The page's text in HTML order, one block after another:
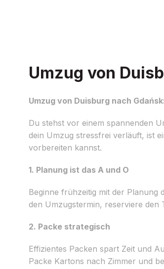
Umzug von
Umzug von Duisburg nach
Du stehst vor einem spannenden
dein Umzug stressfrei verläuft, ist
vorbereiten kannst.
1. Planung ist das A und O
Beginne frühzeitig mit der Planung
den Umzugstermin, reserviere den
2. Packe strategisch
Effizientes Packen spart Zeit und
Packe Kartons nach Zimmer und